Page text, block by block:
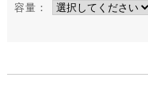
容量：